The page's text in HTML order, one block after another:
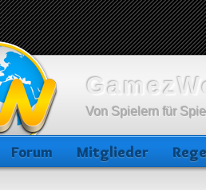
Von Spielern für
Forum Mitglieder